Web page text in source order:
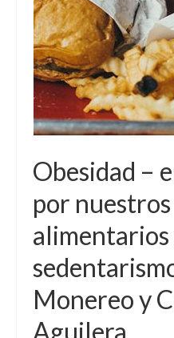
Sobre mí
Contacto
Obesidad –
por
alimentarios
Monereo y
Aguilera